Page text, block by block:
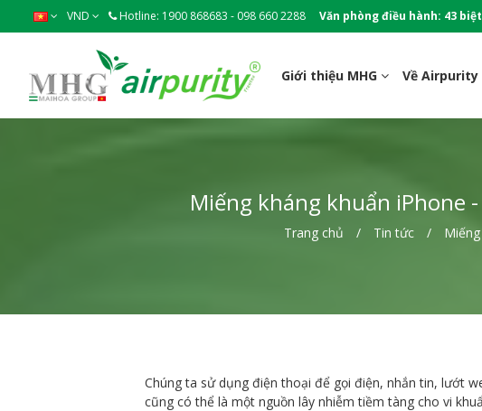
VND Hotline: 1900 868683 - 098 660 2288 Văn phòng điều hành: 43
Giới thiệu MHG Về Airpurity
Miếng kháng khuẩn iPhone
Trang chủ Tin tức
Chúng ta sử dụng điện thoại để gọi điện, nhắn tin, lướt
cũng có thể là một nguồn lây nhiễm tiềm tàng cho vi